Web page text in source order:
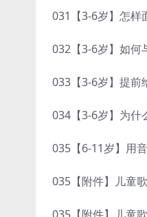
031【3-6岁】怎样
032【3-6岁】如何
033【3-6岁】提前
034【3-6岁】为什
035【6-11岁】用
035【附件】儿童